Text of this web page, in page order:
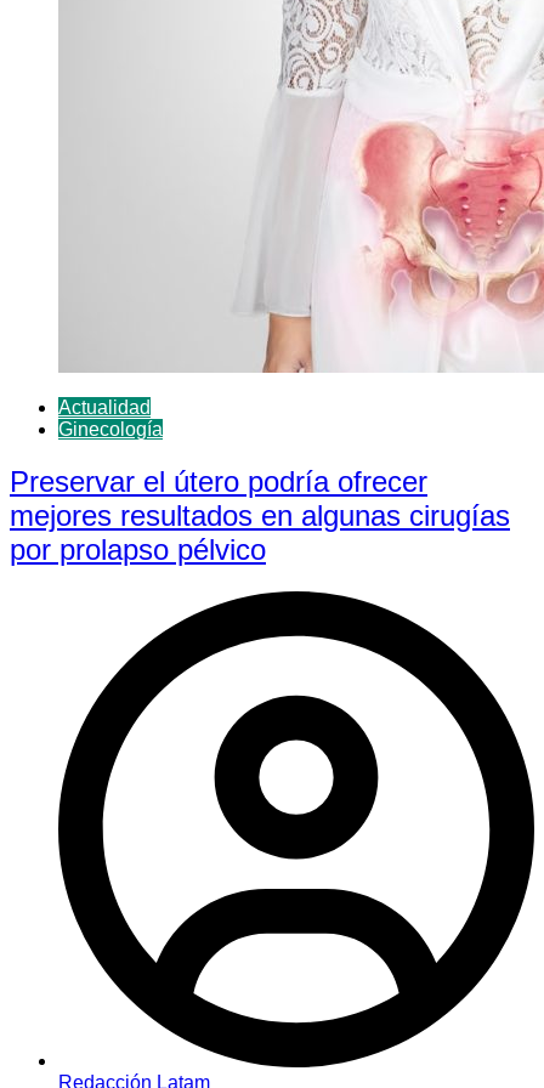
Actualidad
Ginecología
Preservar el útero podría ofrecer
mejores resultados en algunas cirugías
por prolapso pélvico
Redacción Latam